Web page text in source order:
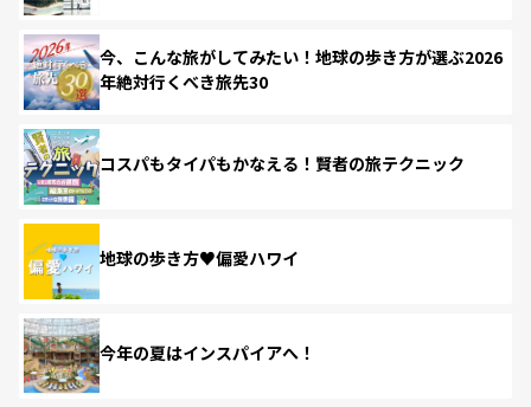
今、こんな旅がしてみたい！地球の歩き方が選ぶ2026
年絶対行くべき旅先30
コスパもタイパもかなえる！賢者の旅テクニック
地球の歩き方♥偏愛ハワイ
今年の夏はインスパイアへ！